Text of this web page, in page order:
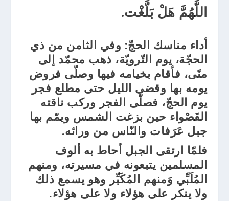
اللَّهُمَّ هَلْ بَلَّغْت.
أداء مناسك الحجّ: وفي الثامن من ذي
الحجّة، يوم التّرويّة، ذهب محمّد إلى
منًى، فأقام بخيامه فيها وصلّى فروض
يومه بها وقضى الليل حتى مطلع فجر
يوم الحجّ، فصلّى الفجر وركب ناقته
القَصْواء حين بزغت الشمس ويمّم بها
جبل عَرَفات والنّاس من ورائه.
فلمّا ارتقى الجبل أحاط به ألوف
المسلمين يتبعونه في مسيرته، ومنهم
المُلَبِّي وَمنهم المُكَبِّر وهو يسمع ذلك
ولا ينكر على هؤلاء ولا على هؤلاء.